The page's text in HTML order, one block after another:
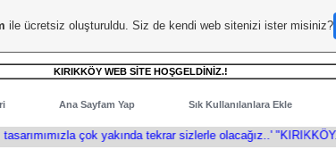
KIRIKKÖY WEB SİTE HOŞGELDİNİZ.!
Ana Sayfam Yap Sık Kullanılanlara Ekle
çok yakında tekrar sizlerle olacağız..' "KIRIKKÖY.İLE.BİZ"
ile ücretsiz oluşturuldu. Siz de kendi web sitenizi ister misiniz?